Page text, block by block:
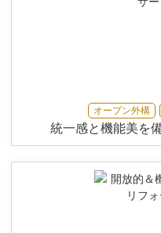
オープン外構
統一感と機能美を